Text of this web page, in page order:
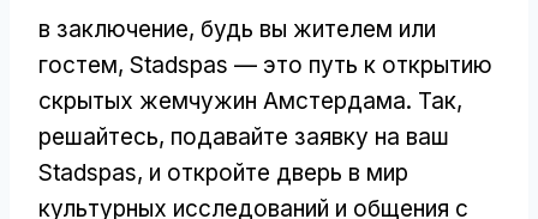
в заключение, будь вы жителем или
гостем, Stadspas — это путь к открытию
скрытых жемчужин Амстердама. Так,
решайтесь, подавайте заявку на ваш
Stadspas, и откройте дверь в мир
культурных исследований и общения с